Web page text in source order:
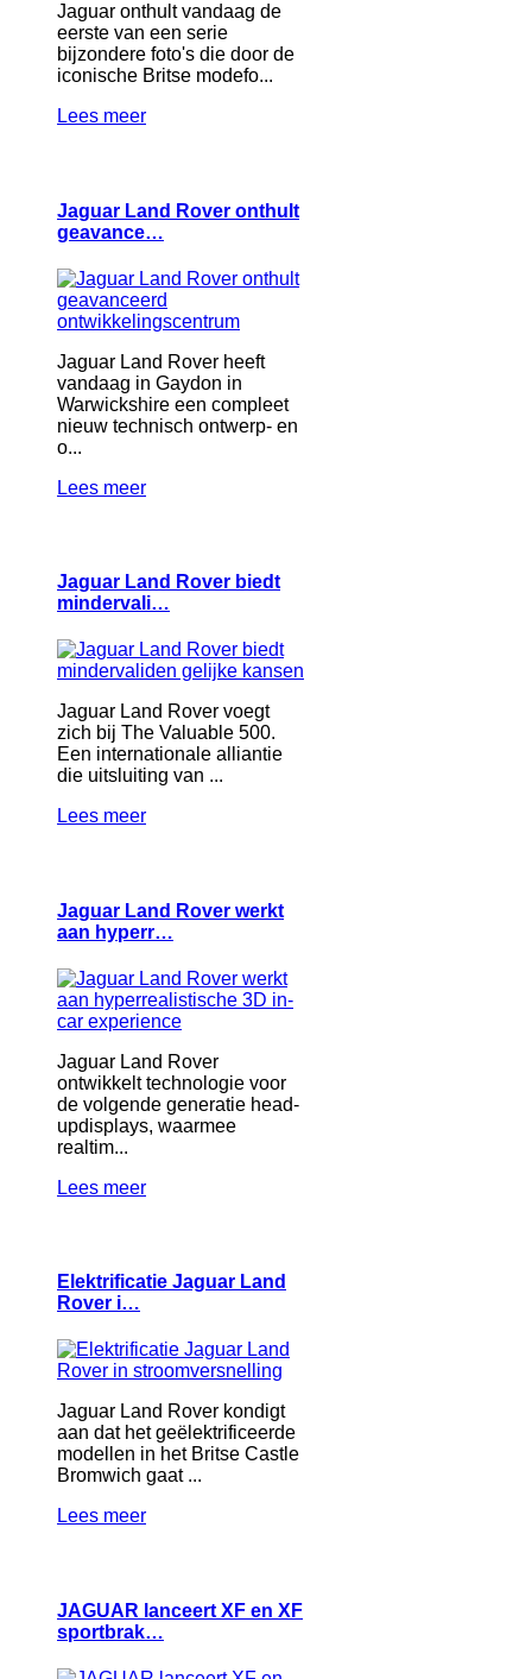
Jaguar onthult vandaag de
eerste van een serie
bijzondere foto's die door de
iconische Britse modefo...
Lees meer
Jaguar Land Rover onthult
geavance…
Jaguar Land Rover heeft
vandaag in Gaydon in
Warwickshire een compleet
nieuw technisch ontwerp- en
o...
Lees meer
Jaguar Land Rover biedt
mindervali…
Jaguar Land Rover voegt
zich bij The Valuable 500.
Een internationale alliantie
die uitsluiting van ...
Lees meer
Jaguar Land Rover werkt
aan hyperr…
Jaguar Land Rover
ontwikkelt technologie voor
de volgende generatie head-
updisplays, waarmee
realtim...
Lees meer
Elektrificatie Jaguar Land
Rover i…
Jaguar Land Rover kondigt
aan dat het geëlektrificeerde
modellen in het Britse Castle
Bromwich gaat ...
Lees meer
JAGUAR lanceert XF en XF
sportbrak…